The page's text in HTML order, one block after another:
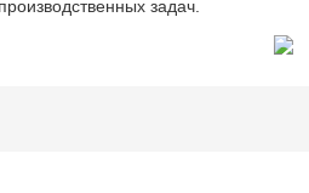
задач.